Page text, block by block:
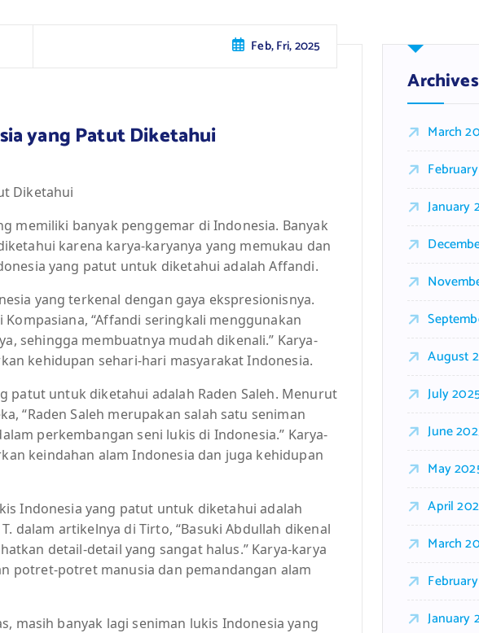
Feb, Fri, 2025
yang Patut Diketahui
Diketahui
memiliki banyak penggemar di Indonesia. Banyak
karena karya-karyanya yang memukau dan
yang patut untuk diketahui adalah Affandi.
yang terkenal dengan gaya ekspresionisnya.
“Affandi seringkali menggunakan
sehingga membuatnya mudah dikenali.” Karya-
kehidupan sehari-hari masyarakat Indonesia.
patut untuk diketahui adalah Raden Saleh. Menurut
“Raden Saleh merupakan salah satu seniman
perkembangan seni lukis di Indonesia.” Karya-
keindahan alam Indonesia dan juga kehidupan
Indonesia yang patut untuk diketahui adalah
dalam artikelnya di Tirto, “Basuki Abdullah dikenal
detail-detail yang sangat halus.” Karya-karya
potret-potret manusia dan pemandangan alam
masih banyak lagi seniman lukis Indonesia yang
Archives
March
January
August
July
June
May
April
March
January